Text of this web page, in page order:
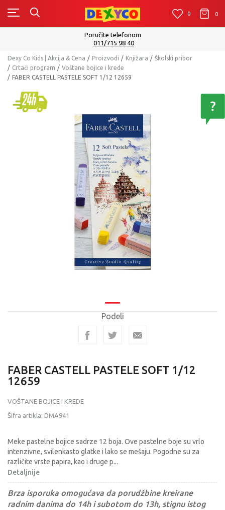
0 0 0
Poručite telefonom
011/715 98 40
Dexy Co Kids | Akcija & Cena Proizvodi Knjižara
Školski pribor
Crtaći program
Voštane bojice i krede
FABER CASTELL PASTELE SOFT 1/12 12659
Podeli
FABER CASTELL PASTELE SOFT 1/12
12659
VOŠTANE BOJICE I KREDE
Šifra artikla: DMA941
Meke pastelne bojice sadrze 12 boja. Ove pastelne boje su vrlo
intenzivne, svilenkasto glatke i lako se mešaju. Pogodne su za
različite vrste papira, kao i druge p...
Detaljnije
Brza isporuka omogućava da porudžbine kreirane
radnim danima do 14h i subotom do 13h, stignu istog